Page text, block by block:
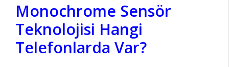
Monochrome Sensör
Teknolojisi Hangi
Telefonlarda Var?